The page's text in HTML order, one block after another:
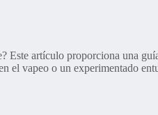
Este artículo proporciona una
el vapeo o un experimentado